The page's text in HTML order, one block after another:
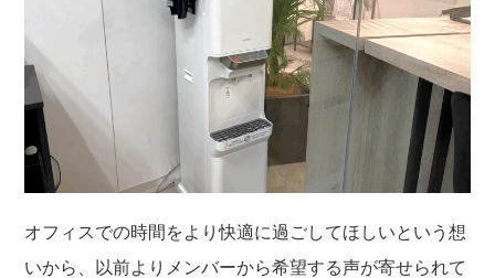
オフィスでの時間をより快適に過ごしてほしいという想
いから、以前よりメンバーから希望する声が寄せられて